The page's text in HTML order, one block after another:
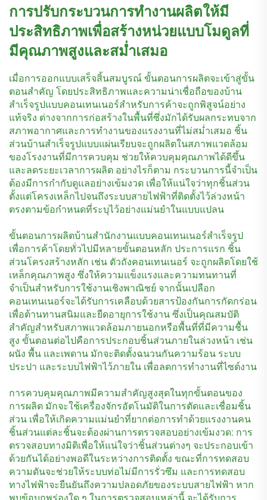
การปรับกระบวนการทำงานผลิตให้มี
ประสิทธิภาพเพื่อสร้างหน่วยแบบโมดูลที่
มีคุณภาพสูงและสม่ำเสมอ
เมื่อการออกแบบเสร็จสิ้นสมบูรณ์ ขั้นตอนการผลิตจะเข้าสู่ขั้น
ตอนสำคัญ โดยประสิทธิภาพและความน่าเชื่อถือของบ้าน
สำเร็จรูปแบบคอนเทนเนอร์สำหรับการค้าจะถูกพิสูจน์อย่าง
แท้จริง ต่างจากการก่อสร้างในพื้นที่ซึ่งมักได้รับผลกระทบจาก
สภาพอากาศและการทำงานของแรงงานที่ไม่สม่ำเสมอ ชิ้น
ส่วนบ้านสำเร็จรูปแบบแผ่นเรียบจะถูกผลิตในสภาพแวดล้อม
ของโรงงานที่มีการควบคุม ช่วยให้ควบคุมคุณภาพได้ดีขึ้น
และลดระยะเวลาการผลิต อย่างไรก็ตาม กระบวนการนี้จำเป็น
ต้องมีการกำกับดูแลอย่างเข้มงวด เพื่อให้แน่ใจว่าทุกชิ้นส่วน
ตั้งแต่โครงเหล็กไปจนถึงระบบสายไฟฟ้าที่ติดตั้งไว้ล่วงหน้า
ตรงตามข้อกำหนดที่ระบุไว้อย่างแม่นยำในแบบแปลน
ขั้นตอนการผลิตบ้านสำนักงานแบบคอนเทนเนอร์สำเร็จรูป
เพื่อการค้าโดยทั่วไปมีหลายขั้นตอนหลัก ประการแรก ชิ้น
ส่วนโครงสร้างหลัก เช่น ตัวถังคอนเทนเนอร์ จะถูกผลิตโดยใช้
เหล็กคุณภาพสูง ซึ่งให้ความแข็งแรงและความทนทานที่
จำเป็นสำหรับการใช้งานเชิงพาณิชย์ จากนั้นเปลือก
คอนเทนเนอร์จะได้รับการเคลือบด้วยสารป้องกันการกัดกร่อน
เพื่อต้านทานสนิมและยืดอายุการใช้งาน ซึ่งเป็นคุณสมบัติ
สำคัญสำหรับสภาพแวดล้อมภายนอกหรือพื้นที่ที่มีความชื้น
สูง ขั้นตอนต่อไปคือการประกอบชิ้นส่วนภายในล่วงหน้า เช่น
ผนัง พื้น และเพดาน มักจะติดตั้งฉนวนกันความร้อน ระบบ
ประปา และระบบไฟฟ้าไว้ภายใน เพื่อลดการทำงานที่ไซต์งาน
การควบคุมคุณภาพมีความสำคัญสูงสุดในทุกขั้นตอนของ
การผลิต มักจะใช้เครื่องจักรอัตโนมัติในการตัดและเชื่อมชิ้น
ส่วน เพื่อให้เกิดความแม่นยำที่ยากต่อการทำด้วยแรงงานคน
ชิ้นส่วนแต่ละชิ้นจะต้องผ่านการตรวจสอบอย่างเข้มงวด: การ
ตรวจสอบทางมิติเพื่อให้แน่ใจว่าชิ้นส่วนต่างๆ จะประกอบเข้า
ด้วยกันได้อย่างพอดีในระหว่างการติดตั้ง ขณะที่การทดสอบ
ความดันจะช่วยให้ระบบท่อไม่มีการรั่วซึม และการทดสอบ
ทางไฟฟ้าจะยืนยันถึงความปลอดภัยของระบบสายไฟฟ้า หาก